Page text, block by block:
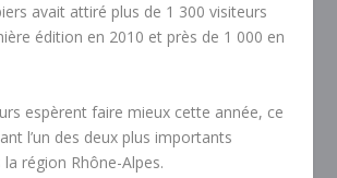
avait attiré plus de 1 300 visiteurs
édition en 2010 et près de 1 000 en
espèrent faire mieux cette année, ce
l’un des deux plus importants
région Rhône-Alpes.